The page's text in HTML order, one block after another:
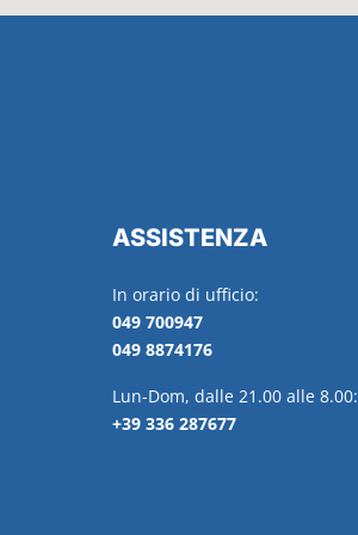
ASSISTENZA
In orario di ufficio:
049 700947
049 8874176
Lun-Dom, dalle 21.00 alle 8.00:
+39 336 287677